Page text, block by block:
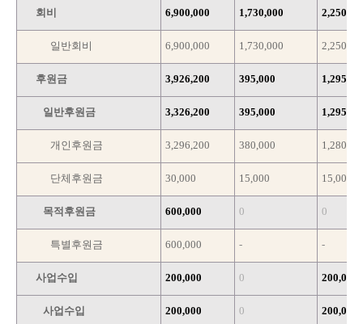
회비 6,900,000 1,730,000
일반회비 6,900,000 1,730,000
후원금 3,926,200 395,000
일반후원금 3,326,200 395,000
개인후원금 3,296,200 380,000
단체후원금 30,000 15,000 15,000
목적후원금 600,000 0 0
특별후원금 600,000 - -
사업수입 200,000 0 200,000
사업수입 200,000 0 200,000